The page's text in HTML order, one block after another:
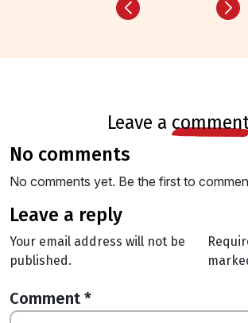
leave a
no comments
No comments yet. Be the first to
leave a reply
Your email address will not be
published.
Comment *